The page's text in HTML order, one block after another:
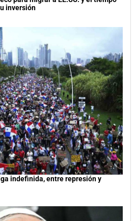
inversión
indefinida, entre represión y